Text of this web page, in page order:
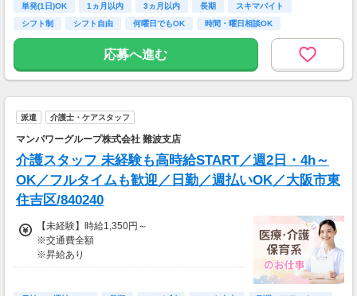
月収15万円～25万円
■主婦Cさん（月100時間程度）
月収20万円以上
現在活躍中のライバーの多くは会社員や主婦の
方。
本業や家庭と両立しながら副業として活動され
ています。
通勤時間ゼロだから、本業やプライベートとの
両立もラクラク♪
単発(1日)OK 1ヵ月以内 3ヵ月以内 長期
スキマバイト
シフト制
シフト自由 何曜日でもOK 時間・曜日相談OK
応募へ進む
派遣 介護士・ケアスタッフ
マンパワーグループ株式会社 難波支店
介護スタッフ 未経験も高時給START／週2日・4h～
OK／フルタイムも歓迎／日勤／週払いOK／大阪市東
住吉区/840240
【未経験】時給1,350円～
※交通費全額
※昇給あり